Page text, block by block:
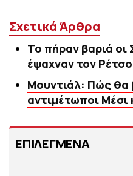
Σχετικά Άρθρα
Το πήραν βαριά οι
έψαχναν τον
Μουντιάλ: Πώς θα
αντιμέτωποι Μέσι
ΕΠΙΛΕΓΜΕΝΑ